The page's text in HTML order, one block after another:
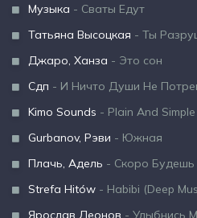
Музыка - Сваты Едут
Татьяна Высоцкая - Ты
Джаро, Ханза - Это сон
Сдп - И Ничто Души Не
Kimo Sounds - Plain And Simple
Gurbanov, Рэви - Южная
Плачь, Адель - Скоро Будешь
Strefa Hitów - Habibi (Deep
Ярослав Леонов - Улыбнись